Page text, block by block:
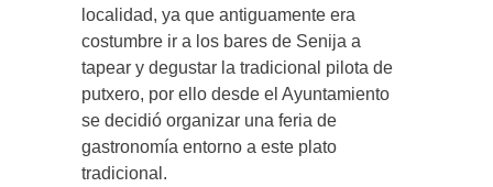
localidad, ya que antiguamente era
costumbre ir a los bares de Senija a
tapear y degustar la tradicional pilota de
putxero, por ello desde el Ayuntamiento
se decidió organizar una feria de
gastronomía entorno a este plato
tradicional.